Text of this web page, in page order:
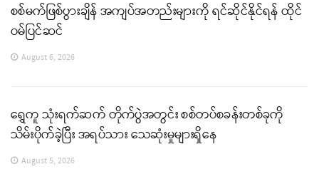
စစ်မက်ဖြစ်ပွားချိန် အကျပ်အတည်းများကို ရင်ဆိုင်နိုင်ရန် ထိုင်
ဝမ်ပြင်ဆင်
August 6, 2026
ရွှေကူ သုံးရက်ဆက် တိုက်ပွဲအတွင်း စစ်တပ်စခန်းတစ်ခုကို
သိမ်းပိုက်ခဲ့ပြီး အရပ်သား သေဆုံးမှုများရှိနေ
August 5, 2026